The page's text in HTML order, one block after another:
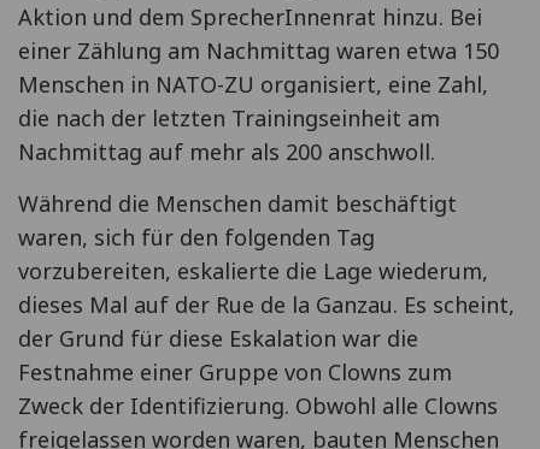
Aktion und dem SprecherInnenrat hinzu. Bei
einer Zählung am Nachmittag waren etwa 150
Menschen in NATO-ZU organisiert, eine Zahl,
die nach der letzten Trainingseinheit am
Nachmittag auf mehr als 200 anschwoll.
Während die Menschen damit beschäftigt
waren, sich für den folgenden Tag
vorzubereiten, eskalierte die Lage wiederum,
dieses Mal auf der Rue de la Ganzau. Es scheint,
der Grund für diese Eskalation war die
Festnahme einer Gruppe von Clowns zum
Zweck der Identifizierung. Obwohl alle Clowns
freigelassen worden waren, bauten Menschen